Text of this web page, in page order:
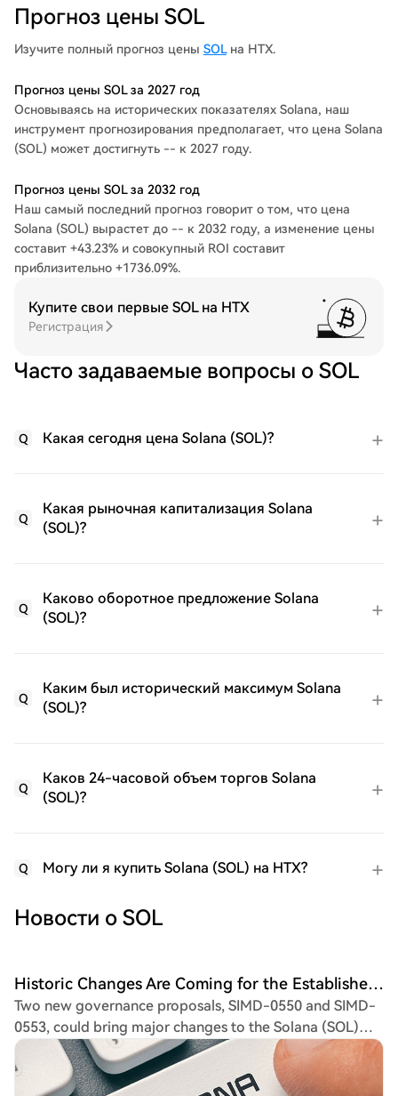
Прогноз цены SOL
Изучите полный прогноз цены SOLна HTX.
Прогноз цены SOL за 2027 год
Основываясь на исторических показателях Solana, наш
инструмент прогнозирования предполагает, что цена Solana
(SOL) может достигнуть -- к 2027 году.
Прогноз цены SOL за 2032 год
Наш самый последний прогноз говорит о том, что цена
Solana (SOL) вырастет до -- к 2032 году, а изменение цены
составит +43.23% и совокупный ROI составит
приблизительно +1736.09%.
Купите свои первые SOL на HTX
Регистрация
Часто задаваемые вопросы о SOL
Q Какая сегодня цена Solana (SOL)?
Q
Какая рыночная капитализация Solana
(SOL)?
Q
Каково оборотное предложение Solana
(SOL)?
Q
Каким был исторический максимум Solana
(SOL)?
Q
Каков 24-часовой объем торгов Solana
(SOL)?
Q Могу ли я купить Solana (SOL) на HTX?
Новости о SOL
Historic Changes Are Coming for the Established Altcoin Solana (SOL)! Two Important Proposals Have Been Prepared! Here's What Awaits Us
Two new governance proposals, SIMD-0550 and SIMD-
0553, could bring major changes to the Solana (SOL)
blockchain's economic model. Validators are seeking to
increase network transaction fee burns and reduce the
overall issuance of SOL tokens. If approved, these